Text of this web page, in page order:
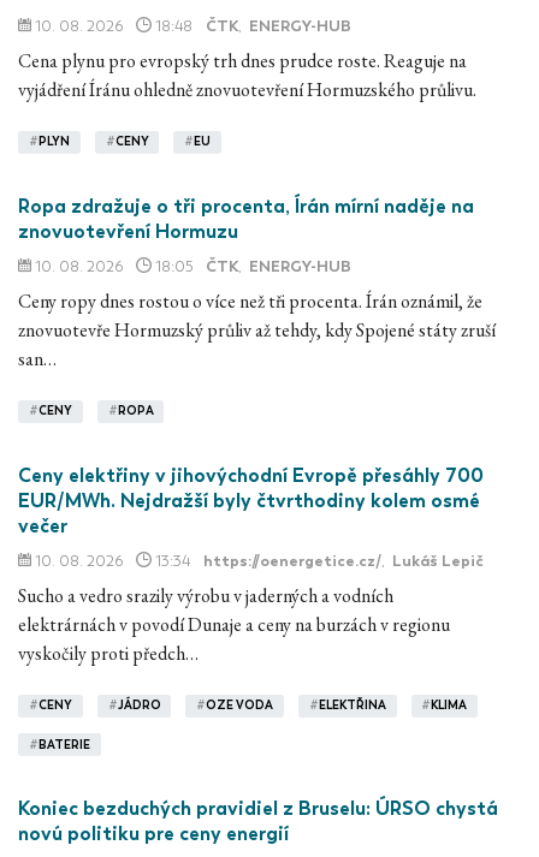
10. 08. 2026 18:48 ČTK ENERGY-HUB
Cena plynu pro evropský trh dnes prudce roste. Reaguje na
vyjádření Íránu ohledně znovuotevření Hormuzského průlivu.
# PLYN #CENY # EU
Ropa zdražuje o tři procenta, Írán mírní naděje na
znovuotevření Hormuzu
10. 08. 2026 18:05 ČTK ENERGY-HUB
Ceny ropy dnes rostou o více než tři procenta. Írán oznámil, že
znovuotevře Hormuzský průliv až tehdy, kdy Spojené státy zruší
san…
#CENY # ROPA
Ceny elektřiny v jihovýchodní Evropě přesáhly 700
EUR/MWh. Nejdražší byly čtvrthodiny kolem osmé
večer
10. 08. 2026 13:34 https://oenergetice.cz/ Lukáš Lepič
Sucho a vedro srazily výrobu v jaderných a vodních
elektrárnách v povodí Dunaje a ceny na burzách v regionu
vyskočily proti předch…
#CENY #JÁDRO #OZE VODA # ELEKTŘINA # KLIMA
# BATERIE
Koniec bezduchých pravidiel z Bruselu: ÚRSO chystá
novú politiku pre ceny energií